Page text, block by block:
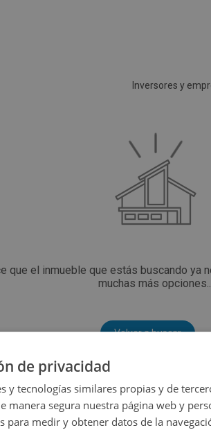
Inversores y
que el inmueble que estás buscando ya
muchas más
Volver a buscar
de privacidad
y tecnologías similares propias y de
manera segura nuestra página web y
para medir y obtener datos de la